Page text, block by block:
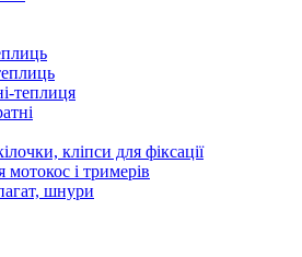
теплиця
кліпси для фіксації
мотокос і тримерів
шнури